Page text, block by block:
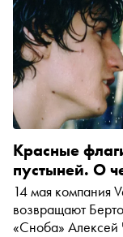
Красные
пустыней. О
14 мая компания
возвращают
«Сноба» Алексей